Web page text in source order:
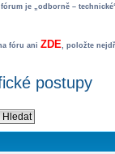
je „odborně –
fóru ani ZDE, položte
postupy